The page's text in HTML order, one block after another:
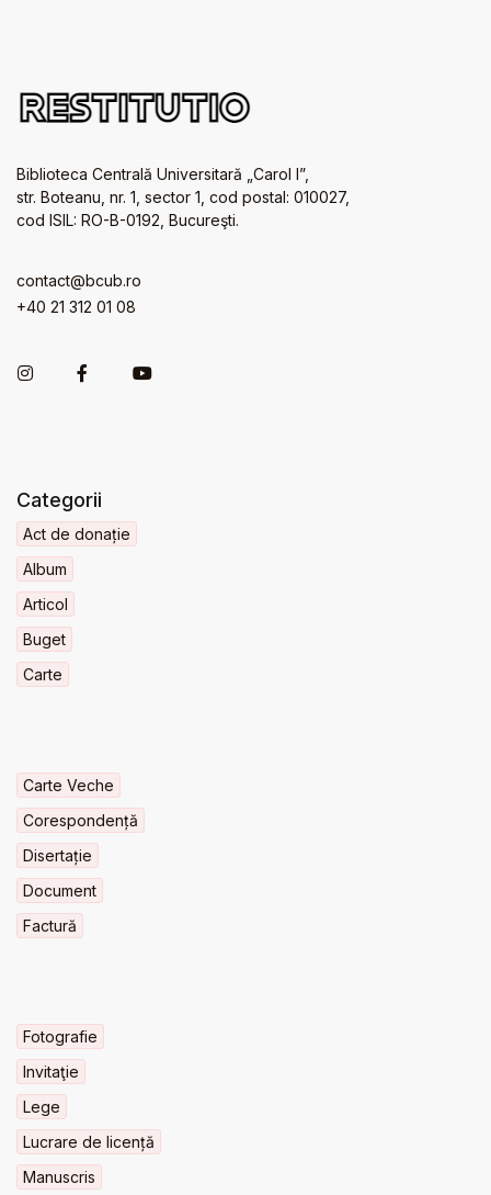
Biblioteca Centrală Universitară „Carol I”,
str. Boteanu, nr. 1, sector 1, cod postal: 010027,
cod ISIL: RO-B-0192, Bucureşti.
contact@bcub.ro
+40 21 312 01 08
Categorii
Act de donație
Album
Articol
Buget
Carte
Carte Veche
Corespondență
Disertație
Document
Factură
Fotografie
Invitaţie
Lege
Lucrare de licență
Manuscris